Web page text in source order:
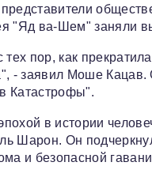
"Яд ва-Шем" заняли
тех пор, как
- заявил Моше
Катастрофы".
в истории
Шарон. Он
и безопасной